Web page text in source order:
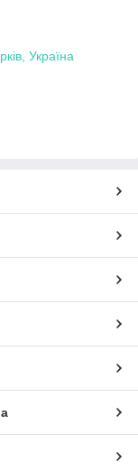
Україна